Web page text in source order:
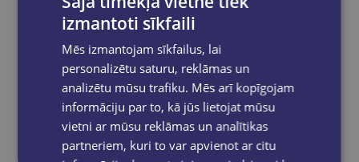
New
ŠĪNA DEMPSIJA
Pablo un Pinga Romas brīvdienas
izmantoti sīkfaili
Mēs izmantojam sīkfailus, lai
personalizētu saturu, reklāmas un
analizētu mūsu trafiku. Mēs arī kopīgojam
informāciju par to, kā jūs lietojat mūsu
vietni ar mūsu reklāmas un analītikas
partneriem, kuri to var apvienot ar citu